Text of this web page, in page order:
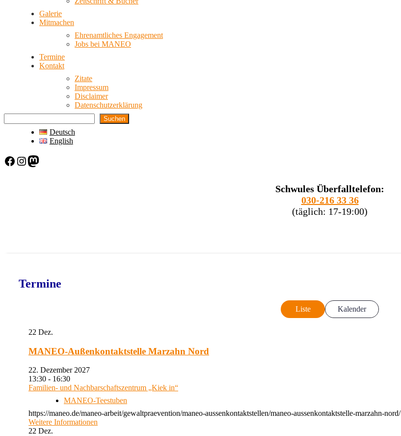
Galerie
Mitmachen
Ehrenamtliches Engagement
Jobs bei MANEO
Termine
Kontakt
Zitate
Impressum
Disclaimer
Datenschutzerklärung
Suchen
Deutsch
English
Facebook Instagram Mastodon
Schwules Überfalltelefon:
030-216 33 36
(täglich: 17-19:00)
Termine
Liste Kalender
22 Dez.
MANEO-Außenkontaktstelle Marzahn Nord
22. Dezember 2027
13:30 - 16:30
Familien- und Nachbarschaftszentrum „Kiek in“
MANEO-Teestuben
https://maneo.de/maneo-arbeit/gewaltpraevention/maneo-aussenkontaktstellen/maneo-aussenkontaktstelle-marzahn-nord/
Weitere Informationen
22 Dez.